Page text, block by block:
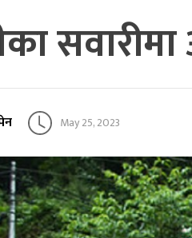
May 25, 2023